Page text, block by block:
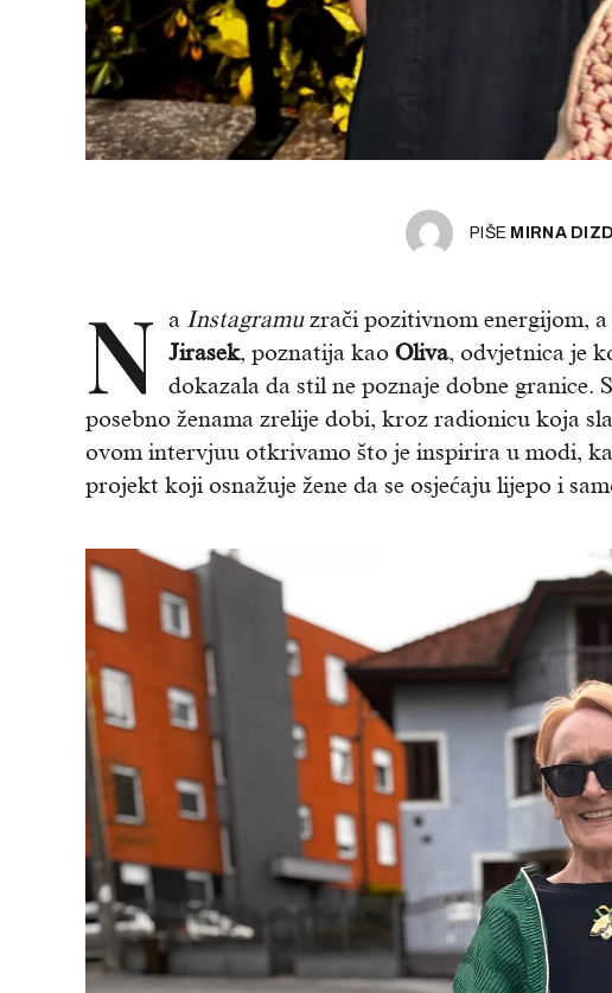
PIŠE MIRNA
N a Instagramuzrači pozitivnom energijom,
Jirasek, poznatija kao Oliva, odvjetnica je
dokazala da stil ne poznaje dobne
posebno ženama zrelije dobi, kroz radionicu koja
ovom intervjuu otkrivamo što je inspirira u modi,
projekt koji osnažuje žene da se osjećaju lijepo i